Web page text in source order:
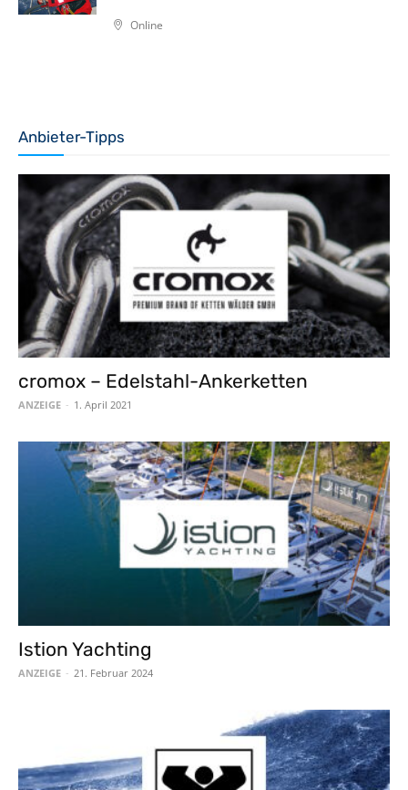
Online
Anbieter-Tipps
cromox – Edelstahl-Ankerketten
ANZEIGE - 1. April 2021
Istion Yachting
ANZEIGE - 21. Februar 2024